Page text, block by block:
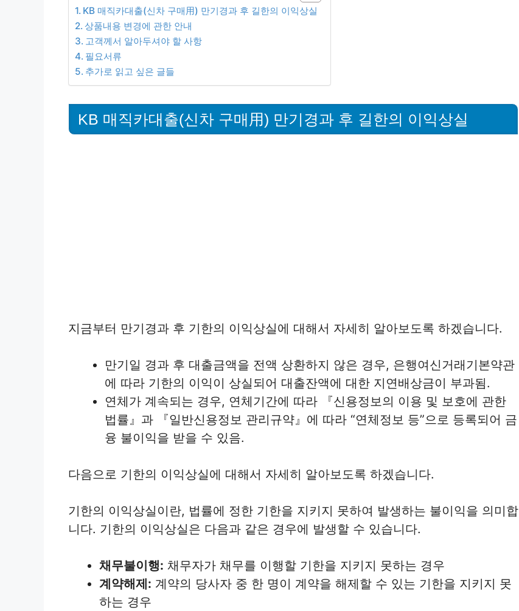
KB 매직카대출(신차 구매用) 만기경과 후 길한의 이익상실
상품내용 변경에 관한 안내
고객께서 알아두셔야 할 사항
필요서류
추가로 읽고 싶은 글들
KB 매직카대출(신차 구매用) 만기경과 후 길한의 이익상실
지금부터 만기경과 후 기한의 이익상실에 대해서 자세히 알아보도록 하겠습니다.
만기일 경과 후 대출금액을 전액 상환하지 않은 경우, 은행여신거래기본약관
에 따라 기한의 이익이 상실되어 대출잔액에 대한 지연배상금이 부과됨.
연체가 계속되는 경우, 연체기간에 따라 『신용정보의 이용 및 보호에 관한
법률』과 『일반신용정보 관리규약』에 따라 “연체정보 등”으로 등록되어 금
융 불이익을 받을 수 있음.
다음으로 기한의 이익상실에 대해서 자세히 알아보도록 하겠습니다.
기한의 이익상실이란, 법률에 정한 기한을 지키지 못하여 발생하는 불이익을 의미합
니다. 기한의 이익상실은 다음과 같은 경우에 발생할 수 있습니다.
채무불이행: 채무자가 채무를 이행할 기한을 지키지 못하는 경우
계약해제: 계약의 당사자 중 한 명이 계약을 해제할 수 있는 기한을 지키지 못
하는 경우